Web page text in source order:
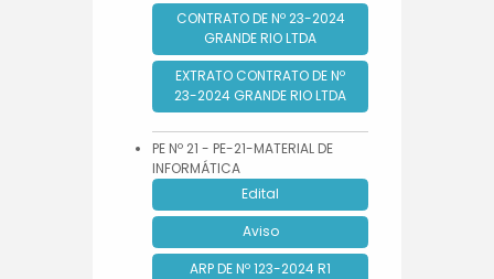
CONTRATO DE Nº 23-2024
GRANDE RIO LTDA
EXTRATO CONTRATO DE Nº
23-2024 GRANDE RIO LTDA
PE Nº 21 - PE-21-MATERIAL DE
INFORMÁTICA
Edital
Aviso
ARP DE Nº 123-2024 R1